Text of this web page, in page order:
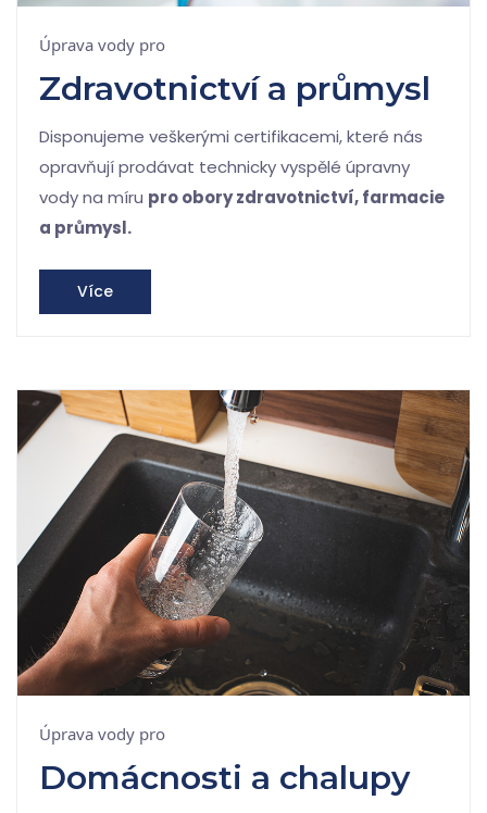
Úprava vody pro
Zdravotnictví a průmysl
Disponujeme veškerými certifikacemi, které nás
opravňují prodávat technicky vyspělé úpravny
vody na míru pro obory zdravotnictví, farmacie
a průmysl.
Více
Úprava vody pro
Domácnosti a chalupy